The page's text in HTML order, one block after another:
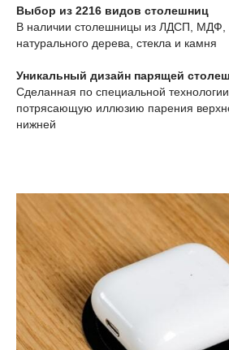
Выбор из 2216 видов столешниц
В наличии столешницы из ЛДСП, МДФ,
натурального дерева, стекла и камня
Уникальный дизайн парящей
Сделанная по специальной
потрясающую иллюзию парения
нижней